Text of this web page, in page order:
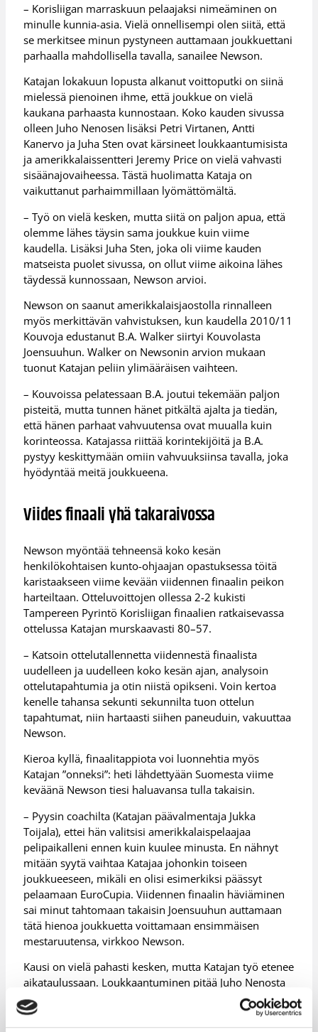
– Korisliigan marraskuun pelaajaksi nimeäminen on
minulle kunnia-asia. Vielä onnellisempi olen siitä, että
se merkitsee minun pystyneen auttamaan joukkuettani
parhaalla mahdollisella tavalla, sanailee Newson.
Katajan lokakuun lopusta alkanut voittoputki on siinä
mielessä pienoinen ihme, että joukkue on vielä
kaukana parhaasta kunnostaan. Koko kauden sivussa
olleen Juho Nenosen lisäksi Petri Virtanen, Antti
Kanervo ja Juha Sten ovat kärsineet loukkaantumisista
ja amerikkalaissentteri Jeremy Price on vielä vahvasti
sisäänajovaiheessa. Tästä huolimatta Kataja on
vaikuttanut parhaimmillaan lyömättömältä.
– Työ on vielä kesken, mutta siitä on paljon apua, että
olemme lähes täysin sama joukkue kuin viime
kaudella. Lisäksi Juha Sten, joka oli viime kauden
matseista puolet sivussa, on ollut viime aikoina lähes
täydessä kunnossaan, Newson arvioi.
Newson on saanut amerikkalaisjaostolla rinnalleen
myös merkittävän vahvistuksen, kun kaudella 2010/11
Kouvoja edustanut B.A. Walker siirtyi Kouvolasta
Joensuuhun. Walker on Newsonin arvion mukaan
tuonut Katajan peliin ylimääräisen vaihteen.
– Kouvoissa pelatessaan B.A. joutui tekemään paljon
pisteitä, mutta tunnen hänet pitkältä ajalta ja tiedän,
että hänen parhaat vahvuutensa ovat muualla kuin
korinteossa. Katajassa riittää korintekijöitä ja B.A.
pystyy keskittymään omiin vahvuuksiinsa tavalla, joka
hyödyntää meitä joukkueena.
Viides finaali yhä takaraivossa
Newson myöntää tehneensä koko kesän
henkilökohtaisen kunto-ohjaajan opastuksessa töitä
karistaakseen viime kevään viidennen finaalin peikon
harteiltaan. Otteluvoittojen ollessa 2-2 kukisti
Tampereen Pyrintö Korisliigan finaalien ratkaisevassa
ottelussa Katajan murskaavasti 80–57.
– Katsoin ottelutallennetta viidennestä finaalista
uudelleen ja uudelleen koko kesän ajan, analysoin
ottelutapahtumia ja otin niistä opikseni. Voin kertoa
kenelle tahansa sekunti sekunnilta tuon ottelun
tapahtumat, niin hartaasti siihen paneuduin, vakuuttaa
Newson.
Kieroa kyllä, finaalitappiota voi luonnehtia myös
Katajan ”onneksi”: heti lähdettyään Suomesta viime
keväänä Newson tiesi haluavansa tulla takaisin.
– Pyysin coachilta (Katajan päävalmentaja Jukka
Toijala), ettei hän valitsisi amerikkalaispelaajaa
pelipaikalleni ennen kuin kuulee minusta. En nähnyt
mitään syytä vaihtaa Katajaa johonkin toiseen
joukkueeseen, mikäli en olisi esimerkiksi päässyt
pelaamaan EuroCupia. Viidennen finaalin häviäminen
sai minut tahtomaan takaisin Joensuuhun auttamaan
tätä hienoa joukkuetta voittamaan ensimmäisen
mestaruutensa, virkkoo Newson.
Kausi on vielä pahasti kesken, mutta Katajan työ etenee
aikataulussaan. Loukkaantuminen pitää Juho Nenosta
sairastuvalla pitkälle kevääseen, mutta
loukkaantumisilta eivät ole välttyneet muutkaan